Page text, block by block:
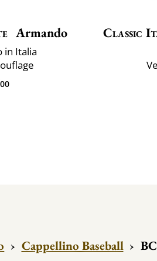
Armando
in Italia
00
Classic
› Cappellino Baseball ›